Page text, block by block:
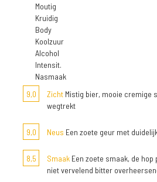
Moutig
Kruidig
Body
Koolzuur
Alcohol
Intensit.
Nasmaak
9,0
Zicht Mistig bier, mooie cremige
wegtrekt
9,0 Neus Een zoete geur met
8,5 Smaak Een zoete smaak, de
niet vervelend bitter